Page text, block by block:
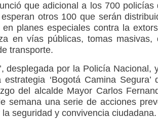
que adicional a los 700
otros 100 que serán
planes especiales contra la
en vías públicas, tomas masivas,
transporte.
desplegada por la Policía Nacional,
‘Bogotá Camina Segura’
del alcalde Mayor Carlos
semana una serie de acciones
seguridad y convivencia ciudadana.